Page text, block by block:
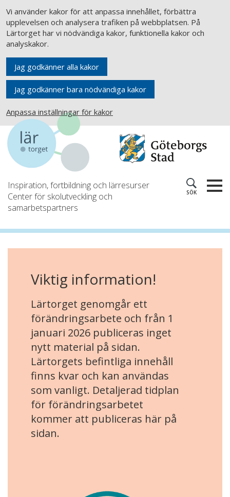
Vi använder kakor för att anpassa innehållet, förbättra
upplevelsen och analysera trafiken på webbplatsen. På
Lärtorget har vi nödvändiga kakor, funktionella kakor och
analyskakor.
Jag godkänner alla kakor
Jag godkänner bara nödvändiga kakor
Anpassa inställningar för kakor
Inspiration, fortbildning och lärresurser
Center för skolutveckling och
samarbetspartners
SÖK
Viktig information!
Lärtorget genomgår ett
förändringsarbete och från 1
januari 2026 publiceras inget
nytt material på sidan.
Lärtorgets befintliga innehåll
finns kvar och kan användas
som vanligt. Detaljerad tidplan
för förändringsarbetet
kommer att publiceras här på
sidan.